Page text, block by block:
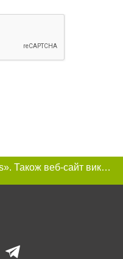
Цей сайт використовує «cookies». Також веб-сайт використовує інтернет-сервіс для збору технічних даних стосовно відвідувачів з метою отримання маркетингової та статистичної інформації. Умови обробки даних відвідувачів сайту див.